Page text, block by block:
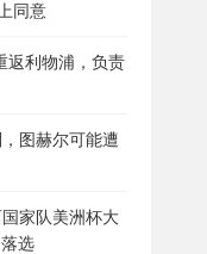
同意
返利物浦，负责
图赫尔可能遭
家队美洲杯大
选